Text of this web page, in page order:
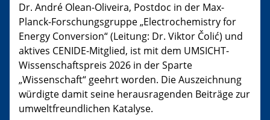
Dr. André Olean-Oliveira, Postdoc in der Max-
Planck-Forschungsgruppe „Electrochemistry for
Energy Conversion“ (Leitung: Dr. Viktor Čolić) und
aktives CENIDE-Mitglied, ist mit dem UMSICHT-
Wissenschaftspreis 2026 in der Sparte
„Wissenschaft“ geehrt worden. Die Auszeichnung
würdigte damit seine herausragenden Beiträge zur
umweltfreundlichen Katalyse.